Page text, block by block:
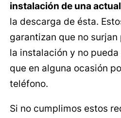
instalación de una
la descarga de ésta.
garantizan que no
la instalación y no
que en alguna ocasión
teléfono.
Si no cumplimos estos